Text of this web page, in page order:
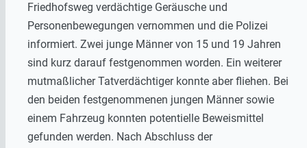
Friedhofsweg verdächtige Geräusche und
Personenbewegungen vernommen und die Polizei
informiert. Zwei junge Männer von 15 und 19 Jahren
sind kurz darauf festgenommen worden. Ein weiterer
mutmaßlicher Tatverdächtiger konnte aber fliehen. Bei
den beiden festgenommenen jungen Männer sowie
einem Fahrzeug konnten potentielle Beweismittel
gefunden werden. Nach Abschluss der